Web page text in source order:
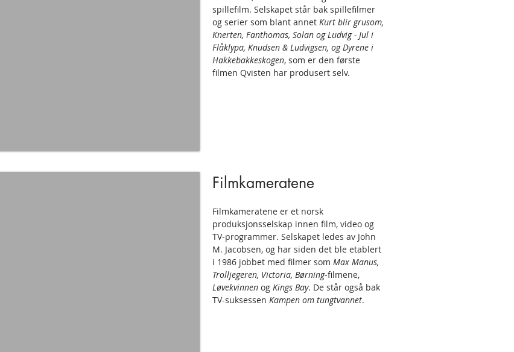
spillefilm. Selskapet står bak spillefilmer
og serier som blant annet Kurt blir grusom,
Knerten, Fanthomas, Solan og Ludvig - Jul i
Flåklypa, Knudsen & Ludvigsen, og Dyrene i
Hakkebakkeskogen, som er den første
filmen Qvisten har produsert selv.
Filmkameratene
Filmkameratene er et norsk
produksjonsselskap innen film, video og
TV-programmer. Selskapet ledes av John
M. Jacobsen, og har siden det ble etablert
i 1986 jobbet med filmer som Max Manus,
Trolljegeren, Victoria, Børning-filmene,
Løvekvinnen og Kings Bay. De står også bak
TV-suksessen Kampen om tungtvannet.